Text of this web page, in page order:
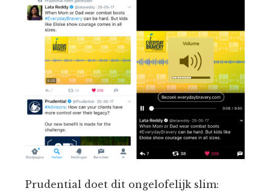
Prudential doet dit ongelofelijk slim: